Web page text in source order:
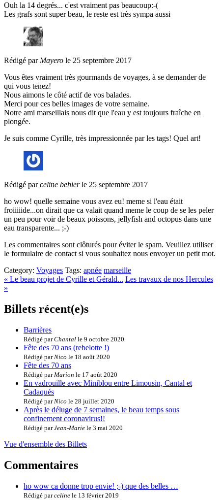
Ouh la 14 degrés... c'est vraiment pas beaucoup:-(
Les grafs sont super beau, le reste est très sympa aussi
Rédigé par Mayero le 25 septembre 2017
Vous êtes vraiment très gourmands de voyages, à se demander de
qui vous tenez!
Nous aimons le côté actif de vos balades.
Merci pour ces belles images de votre semaine.
Notre ami marseillais nous dit que l'eau y est toujours fraîche en
plongée.
Je suis comme Cyrille, très impressionnée par les tags! Quel art!
Rédigé parceline behierle 25 septembre 2017
ho wow! quelle semaine vous avez eu! meme si l'eau était
froiiiiide...on dirait que ca valait quand meme le coup de se les peler
un peu pour voir de beaux poissons, jellyfish and octopus dans une
eau transparente... ;-)
Les commentaires sont clôturés pour éviter le spam. Veuillez utiliser
le formulaire de contact si vous souhaitez nous envoyer un petit mot.
Category: Voyages Tags: apnée marseille
« Le beau projet de Cyrille et Gérald... Les travaux de nos Hercules
»
Billets récent(e)s
Barrières
Rédigé parChantal le 9 octobre 2020
Fête des 70 ans (rebelotte !)
Rédigé par Nico le 18 août 2020
Fête des 70 ans
Rédigé par Marion le 17 août 2020
En vadrouille avec Miniblou entre Limousin, Cantal et
Cadaqués
Rédigé par Nico le 28 juillet 2020
Après le déluge de 7 semaines, le beau temps sous
confinement coronavirus!!
Rédigé parJean-Marie le 3 mai 2020
Vue d'ensemble des Billets
Commentaires
ho wow ca donne trop envie! ;-) que des belles …
Rédigé parceline le 13 février 2019